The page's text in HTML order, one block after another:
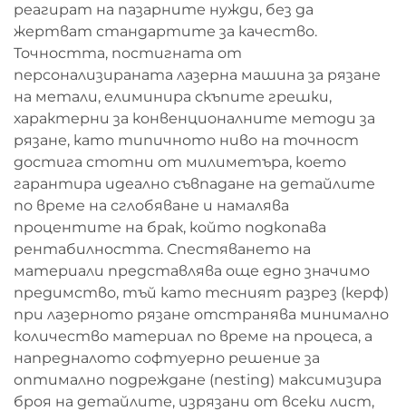
реагират на пазарните нужди, без да
жертват стандартите за качество.
Точността, постигната от
персонализираната лазерна машина за рязане
на метали, елиминира скъпите грешки,
характерни за конвенционалните методи за
рязане, като типичното ниво на точност
достига стотни от милиметъра, което
гарантира идеално съвпадане на детайлите
по време на сглобяване и намалява
процентите на брак, който подкопава
рентабилността. Спестяването на
материали представлява още едно значимо
предимство, тъй като тесният разрез (керф)
при лазерното рязане отстранява минимално
количество материал по време на процеса, а
напредналото софтуерно решение за
оптимално подреждане (nesting) максимизира
броя на детайлите, изрязани от всеки лист,